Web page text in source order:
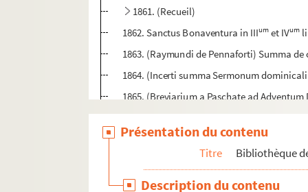
1861. (Recueil)
1862. Sanctus Bonaventura in IIIum et IVum
1863. (Raymundi de Pennaforti) Summa
1864. (Incerti summa Sermonum
1865. (Breviarium a Paschate ad
1866. (Recueil)
1867. (Incerti) Themata Sermonum
1868. (Incerti Summa variorum Sermonum)
1869. Beati Gregorii pape (I). Expositio
Présentation du contenu
Titre Bibliothèque
Description du contenu